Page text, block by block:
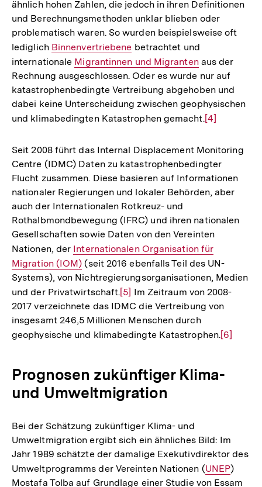
Auflösung
der
Fußnote
ähnlich hohen Zahlen, die jedoch in ihren Definitionen
und Berechnungsmethoden unklar blieben oder
problematisch waren. So wurden beispielsweise oft
lediglich Interner
Link:
Binnenvertriebene betrachtet und
internationale Interner
Link:
Migrantinnen und Migrantenaus der
Rechnung ausgeschlossen. Oder es wurde nur auf
katastrophenbedingte Vertreibung abgehoben und
dabei keine Unterscheidung zwischen geophysischen
und klimabedingten Katastrophen gemacht.Zur
der
Fußnote
[4]
Seit 2008 führt das Internal Displacement Monitoring
Centre (IDMC) Daten zu katastrophenbedingter
Flucht zusammen. Diese basieren auf Informationen
nationaler Regierungen und lokaler Behörden, aber
auch der Internationalen Rotkreuz- und
Rothalbmondbewegung (IFRC) und ihren nationalen
Gesellschaften sowie Daten von den Vereinten
Nationen, der Interner
Link:
Internationalen Organisation für
Migration (IOM) (seit 2016 ebenfalls Teil des UN-
Systems), von Nichtregierungsorganisationen, Medien
und der Privatwirtschaft.Zur
Auflösung
der
Fußnote
[5] Im Zeitraum von 2008-
2017 verzeichnete das IDMC die Vertreibung von
insgesamt 246,5 Millionen Menschen durch
geophysische und klimabedingte Katastrophen.Zur
Fußnote
[6]
Prognosen zukünftiger Klima-
und Umweltmigration
Bei der Schätzung zukünftiger Klima- und
Umweltmigration ergibt sich ein ähnliches Bild: Im
Jahr 1989 schätzte der damalige Exekutivdirektor des
Umweltprogramms der Vereinten Nationen (Interner
Link:
UNEP)
Mostafa Tolba auf Grundlage einer Studie von Essam